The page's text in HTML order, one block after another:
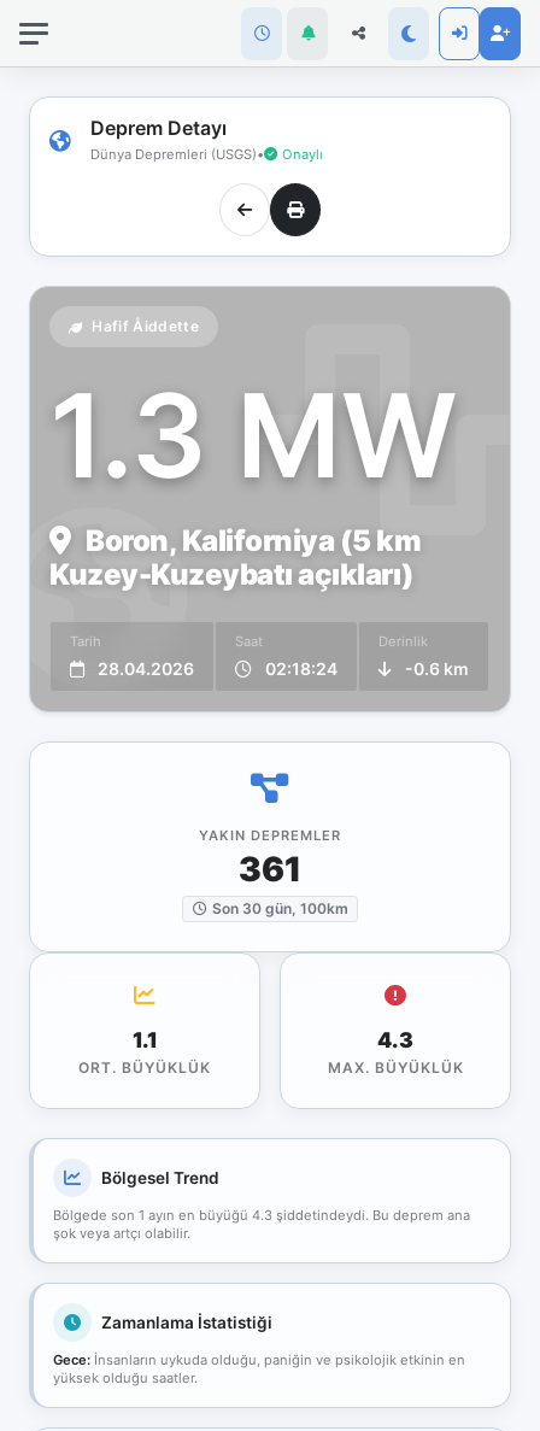
Deprem Detayı
Dünya Depremleri (USGS)• Onaylı
Hafif Åiddette
1.3 MW
Boron, Kaliforniya (5 km
Kuzey-Kuzeybatı açıkları)
Tarih
28.04.2026
Saat
02:18:24
Derinlik
-0.6 km
YAKIN DEPREMLER
361
Son 30 gün, 100km
1.1
ORT. BÜYÜKLÜK
4.3
MAX. BÜYÜKLÜK
Bölgesel Trend
Bölgede son 1 ayın en büyüğü 4.3 şiddetindeydi. Bu deprem ana
şok veya artçı olabilir.
Zamanlama İstatistiği
Gece: İnsanların uykuda olduğu, paniğin ve psikolojik etkinin en
yüksek olduğu saatler.
bağlantınız
koptu!
Çevrimdışı
moddasınız.